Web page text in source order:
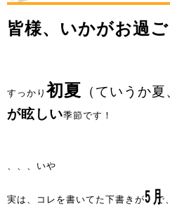
皆様、いかがお過
すっかり 初夏 （ていうか夏
が眩しい季節です！
、、、いや
実は、コレを書いてた下書きが㋄で